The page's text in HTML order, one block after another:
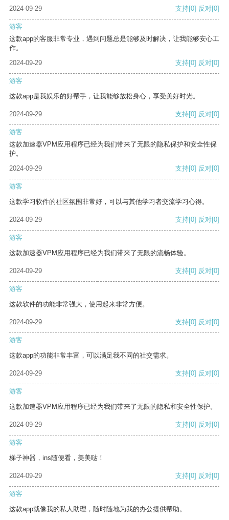
2024-09-29 支持[0] 反对[0]
游客
这款app的客服非常专业，遇到问题总是能够及时解决，让我能够安心工
作。
2024-09-29
支持[0] 反对[0]
游客
这款app是我娱乐的好帮手，让我能够放松身心，享受美好时光。
2024-09-29 支持[0] 反对[0]
游客
这款加速器VPM应用程序已经为我们带来了无限的隐私保护和安全性保
护。
2024-09-29
支持[0] 反对[0]
游客
这款学习软件的社区氛围非常好，可以与其他学习者交流学习心得。
2024-09-29 支持[0] 反对[0]
游客
这款加速器VPM应用程序已经为我们带来了无限的流畅体验。
2024-09-29 支持[0] 反对[0]
游客
这款软件的功能非常强大，使用起来非常方便。
2024-09-29 支持[0] 反对[0]
游客
这款app的功能非常丰富，可以满足我不同的社交需求。
2024-09-29 支持[0] 反对[0]
游客
这款加速器VPM应用程序已经为我们带来了无限的隐私和安全性保护。
2024-09-29 支持[0] 反对[0]
游客
梯子神器，ins随便看，美美哒！
2024-09-29 支持[0] 反对[0]
游客
这款app就像我的私人助理，随时随地为我的办公提供帮助。